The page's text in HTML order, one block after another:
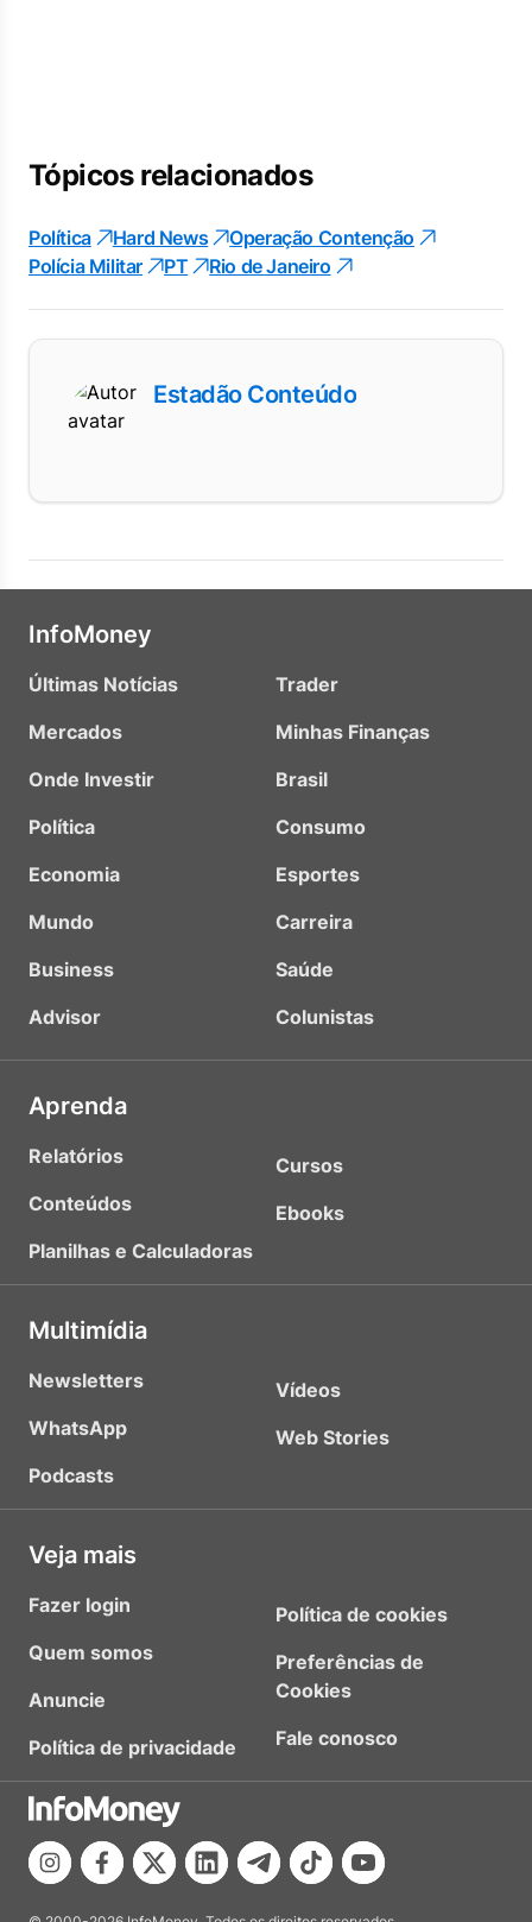
Tópicos relacionados
Política Hard News
Operação Contenção
Polícia Militar
PT Rio de Janeiro
Estadão Conteúdo
InfoMoney
Últimas Notícias
Mercados
Onde Investir
Política
Economia
Mundo
Business
Advisor
Trader
Minhas Finanças
Brasil
Consumo
Esportes
Carreira
Saúde
Colunistas
Aprenda
Relatórios
Conteúdos
Planilhas e Calculadoras
Cursos
Ebooks
Multimídia
Newsletters
WhatsApp
Podcasts
Vídeos
Web Stories
Veja mais
Fazer login
Quem somos
Anuncie
Política de privacidade
Política de cookies
Preferências de
Cookies
Fale conosco